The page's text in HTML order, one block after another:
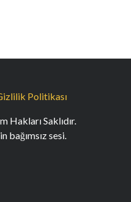
Politikası
Hakları Saklıdır.
bağımsız sesi.